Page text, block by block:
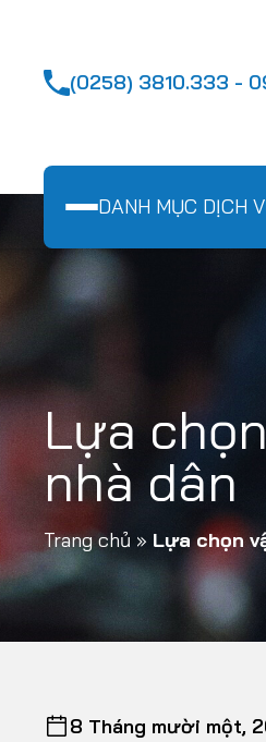
(0258) 3810.333 -
DANH MỤC DỊCH
Lựa
nhà dân
Trang chủ » Lựa chọn
8 Tháng mười một,